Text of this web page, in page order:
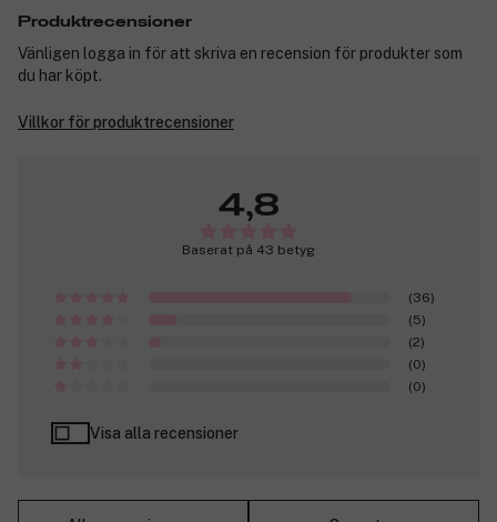
Produktrecensioner
Vänligen logga in för att skriva en recension för produkter som
du har köpt.
Villkor för produktrecensioner
4,8
Baserat på 43 betyg
(36)
(5)
(2)
(0)
(0)
Visa alla recensioner